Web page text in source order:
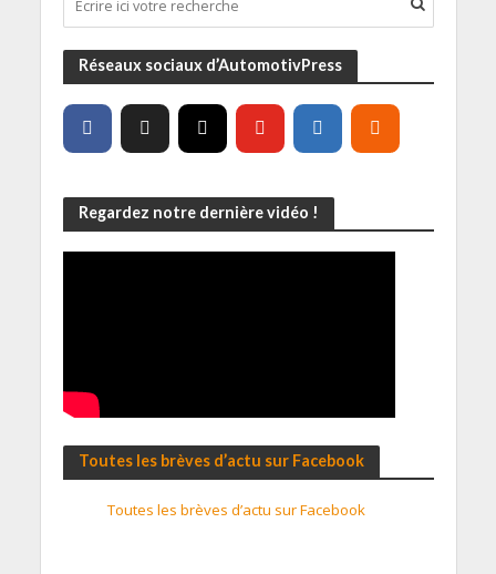
Réseaux sociaux d’AutomotivPress
Regardez notre dernière vidéo !
Toutes les brèves d’actu sur Facebook
Toutes les brèves d’actu sur Facebook